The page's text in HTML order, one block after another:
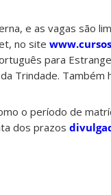
e as vagas são
no site
para
Trindade. Também
o período de
dos prazos